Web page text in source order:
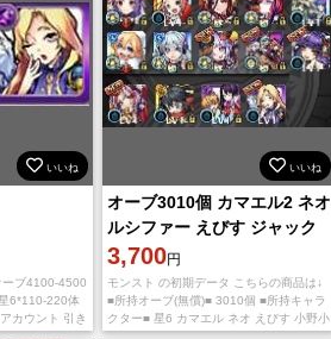
いいね
ーブ4100-4500
6*110-220体
カウント 引き
アルから始ま
いいね
オーブ3010個 カマエル2 ネオ
ルシファー えびす ジャック
ザリッパー 他 初期アカウン
ト
3,700円
モンスト の初期データ こちらの商品は↓
■所持オーブ(無償)■ 3010個 ■所持キャラ
クター■ 星6 カマエル ネオ えびす 小野小
町 ラプラス アナスタシア ジャックザリ